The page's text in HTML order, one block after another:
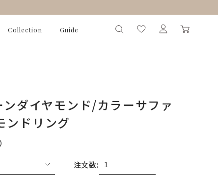
Collection Guide
ンダイヤモンド/カラーサファ
ンドリング
注文数: